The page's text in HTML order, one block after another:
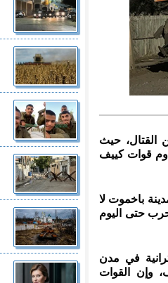
القتال، حيث
قوات كييف
باخموت لا
حتى اليوم
في مدن
وإن القوات